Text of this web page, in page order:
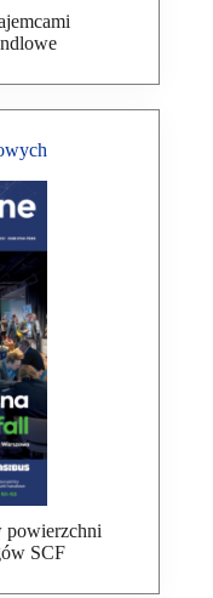
powierzchni
SCF